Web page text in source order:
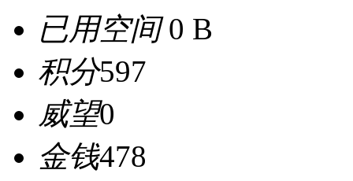
已用空间0 B
积分597
威望0
金钱478